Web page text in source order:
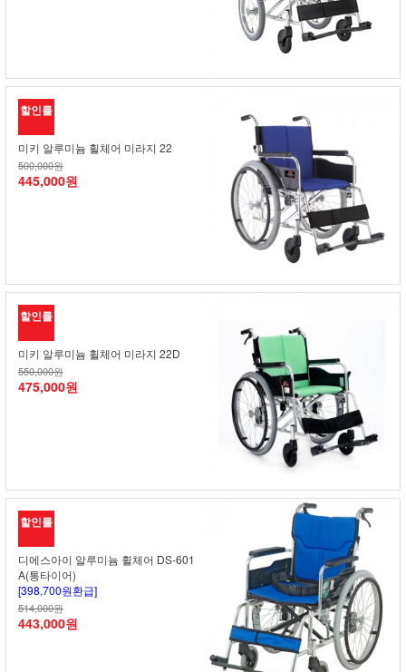
할인률
미키 알루미늄 휠체어 미라지 22
500,000원
445,000원
할인률
미키 알루미늄 휠체어 미라지 22D
550,000원
475,000원
할인률
디에스아이 알루미늄 휠체어 DS-601
A(통타이어)
[398,700원환급]
514,000원
443,000원